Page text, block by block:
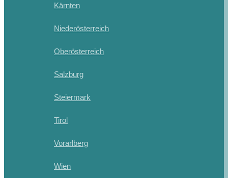
Kärnten
Niederösterreich
Oberösterreich
Salzburg
Steiermark
Tirol
Vorarlberg
Wien